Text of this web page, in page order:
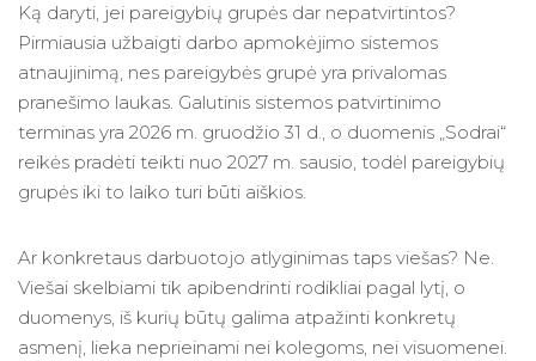
Ką daryti, jei pareigybių grupės dar nepatvirtintos?
Pirmiausia užbaigti darbo apmokėjimo sistemos
atnaujinimą, nes pareigybės grupė yra privalomas
pranešimo laukas. Galutinis sistemos patvirtinimo
terminas yra 2026 m. gruodžio 31 d., o duomenis „Sodrai“
reikės pradėti teikti nuo 2027 m. sausio, todėl pareigybių
grupės iki to laiko turi būti aiškios.
Ar konkretaus darbuotojo atlyginimas taps viešas? Ne.
Viešai skelbiami tik apibendrinti rodikliai pagal lytį, o
duomenys, iš kurių būtų galima atpažinti konkretų
asmenį, lieka neprieinami nei kolegoms, nei visuomenei.